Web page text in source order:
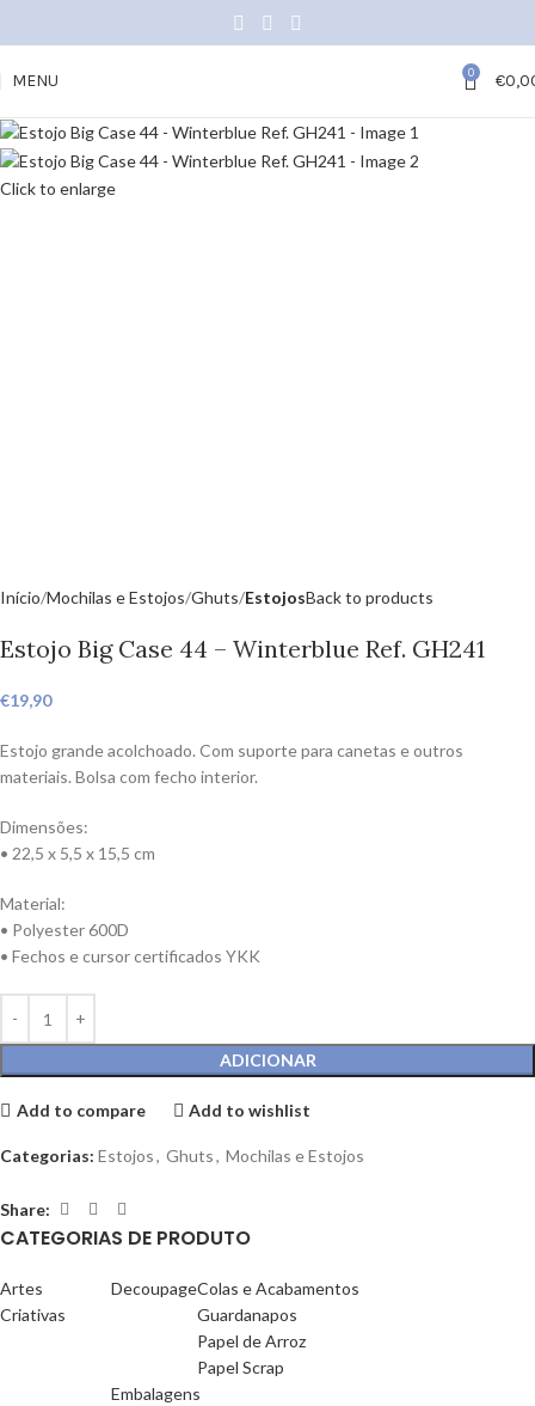
MENU 0 €
Click to enlarge
Início Mochilas e Estojos Ghuts EstojosBack to products
Estojo Big Case 44 – Winterblue Ref. GH241
€19,90
Estojo grande acolchoado. Com suporte para canetas e outros
materiais. Bolsa com fecho interior.
Dimensões:
• 22,5 x 5,5 x 15,5 cm
Material:
• Polyester 600D
• Fechos e cursor certificados YKK
ADICIONAR
Add to compare Add to wishlist
Categorias: Estojos, Ghuts, Mochilas e Estojos
Share:
CATEGORIAS DE PRODUTO
Artes
Criativas
DecoupageColas e Acabamentos
Guardanapos
Papel de Arroz
Papel Scrap
Embalagens